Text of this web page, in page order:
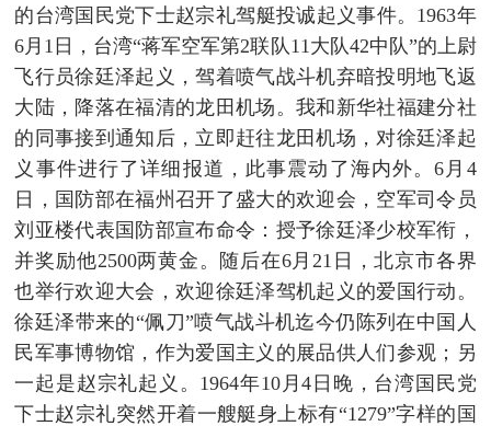
的台湾国民党下士赵宗礼驾艇投诚起义事件。1963年
6月1日，台湾“蒋军空军第2联队11大队42中队”的上尉
飞行员徐廷泽起义，驾着喷气战斗机弃暗投明地飞返
大陆，降落在福清的龙田机场。我和新华社福建分社
的同事接到通知后，立即赶往龙田机场，对徐廷泽起
义事件进行了详细报道，此事震动了海内外。6月4
日，国防部在福州召开了盛大的欢迎会，空军司令员
刘亚楼代表国防部宣布命令：授予徐廷泽少校军衔，
并奖励他2500两黄金。随后在6月21日，北京市各界
也举行欢迎大会，欢迎徐廷泽驾机起义的爱国行动。
徐廷泽带来的“佩刀”喷气战斗机迄今仍陈列在中国人
民军事博物馆，作为爱国主义的展品供人们参观；另
一起是赵宗礼起义。1964年10月4日晚，台湾国民党
下士赵宗礼突然开着一艘艇身上标有“1279”字样的国